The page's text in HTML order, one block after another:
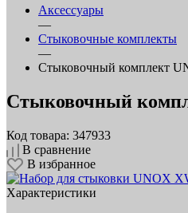
Аксессуары
—
Стыковочные комплекты
—
Стыковочный комплект
Стыковочный
Код товара: 347933
В сравнение
В избранное
Характеристики